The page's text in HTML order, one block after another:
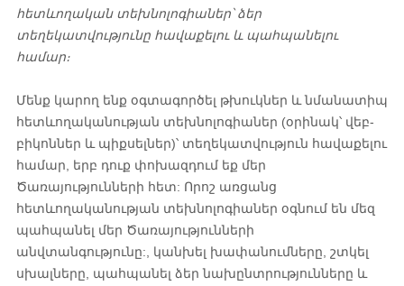
հետևողական տեխնոլոգիաներ՝ ձեր
տեղեկատվությունը հավաքելու և պահպանելու
համար։
Մենք կարող ենք օգտագործել թխուկներ և նմանատիպ
հետևողականության տեխնոլոգիաներ (օրինակ՝ վեբ-
բիկոններ և պիքսելներ)՝ տեղեկատվություն հավաքելու
համար, երբ դուք փոխազդում եք մեր
Ծառայությունների հետ: Որոշ առցանց
հետևողականության տեխնոլոգիաներ օգնում են մեզ
պահպանել մեր Ծառայությունների
անվտանգությունը: , կանխել խափանումները, շտկել
սխալները, պահպանել ձեր նախընտրությունները և